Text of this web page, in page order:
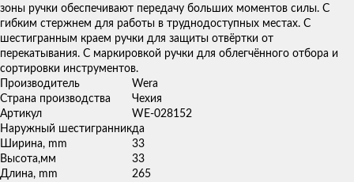
зоны ручки обеспечивают передачу больших моментов силы. С
гибким стержнем для работы в труднодоступных местах. С
шестигранным краем ручки для защиты отвёртки от
перекатывания. С маркировкой ручки для облегчённого отбора и
сортировки инструментов.
Производитель
Wera
Страна производства
Чехия
Артикул
WE-028152
Наружный шестигранникда
Ширина, mm
33
Высота,мм
33
Длина, mm
265